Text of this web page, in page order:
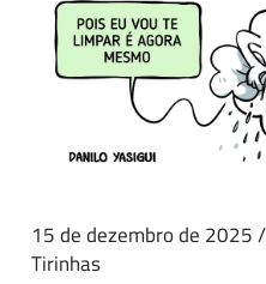
15 de dezembro de 2025/
Tirinhas